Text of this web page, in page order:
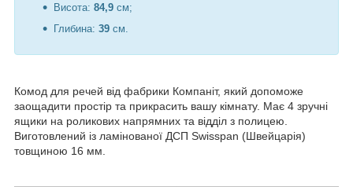
Висота: 84,9 см;
Глибина: 39 см.
Комод для речей від фабрики Компаніт, який допоможе
заощадити простір та прикрасить вашу кімнату. Має 4 зручні
ящики на роликових напрямних та відділ з полицею.
Виготовлений із ламінованої ДСП Swisspan (Швейцарія)
товщиною 16 мм.